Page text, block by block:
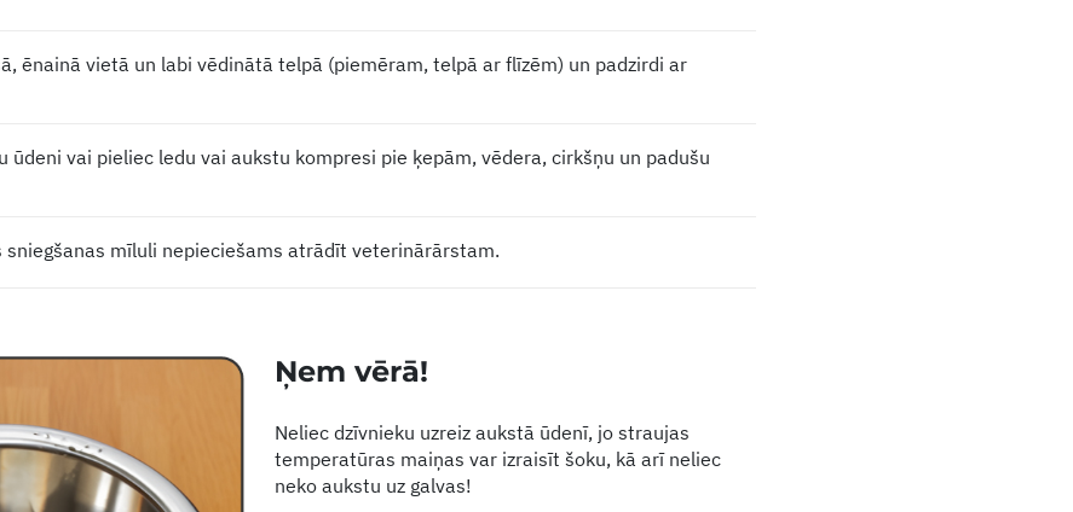
ēnainā vietā un labi vēdinātā telpā (piemēram, telpā ar flīzēm) un padzirdi ar
ūdeni vai pieliec ledu vai aukstu kompresi pie ķepām, vēdera, cirkšņu un padušu
sniegšanas mīluli nepieciešams atrādīt veterinārārstam.
Ņem vērā!
Neliec dzīvnieku uzreiz aukstā ūdenī, jo straujas
temperatūras maiņas var izraisīt šoku, kā arī neliec
neko aukstu uz galvas!